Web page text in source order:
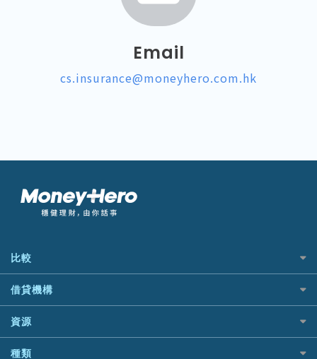
Email
cs.insurance@moneyhero.com.hk
比較
私人貸款比較
稅季/稅務貸款
網上貸款
結餘轉戶(清卡數貸款)
借貸機構
BEA 東亞銀行
BOC 中國銀行
Cashing Pro 優尚信貸
資源
如何申請個人貸款
種類